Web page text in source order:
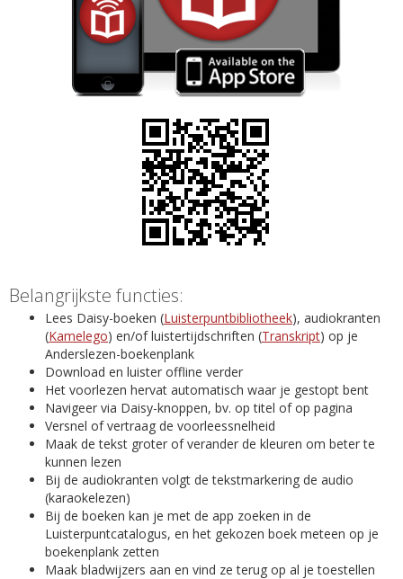
Belangrijkste functies:
Lees Daisy-boeken (Luisterpuntbibliotheek), audiokranten
(Kamelego) en/of luistertijdschriften (Transkript) op je
Anderslezen-boekenplank
Download en luister offline verder
Het voorlezen hervat automatisch waar je gestopt bent
Navigeer via Daisy-knoppen, bv. op titel of op pagina
Versnel of vertraag de voorleessnelheid
Maak de tekst groter of verander de kleuren om beter te
kunnen lezen
Bij de audiokranten volgt de tekstmarkering de audio
(karaokelezen)
Bij de boeken kan je met de app zoeken in de
Luisterpuntcatalogus, en het gekozen boek meteen op je
boekenplank zetten
Maak bladwijzers aan en vind ze terug op al je toestellen